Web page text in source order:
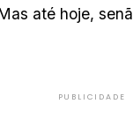
até hoje,
PUBLICIDADE